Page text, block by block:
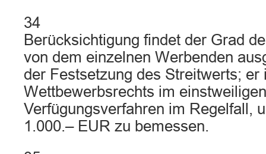
34
Berücksichtigung findet der Grad
von dem einzelnen Werbenden
der Festsetzung des Streitwerts; er
Wettbewerbsrechts im einstweiligen
Verfügungsverfahren im Regelfall,
1.000.– EUR zu bemessen.